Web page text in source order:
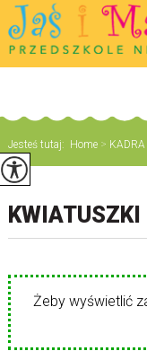
Jesteś tutaj: Home > KADRA
Żeby wyświetlić